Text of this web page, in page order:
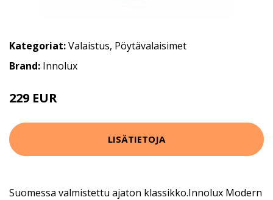
Kategoriat:Valaistus, Pöytävalaisimet
Brand: Innolux
229 EUR
LISÄTIETOJA
Suomessa valmistettu ajaton klassikko.Innolux Modern